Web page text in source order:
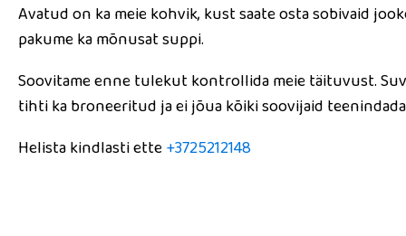
Avatud on ka meie kohvik, kust saate osta sobivaid
pakume ka mõnusat suppi.
Soovitame enne tulekut kontrollida meie täituvust.
tihti ka broneeritud ja ei jõua kõiki soovijaid
Helista kindlasti ette+3725212148